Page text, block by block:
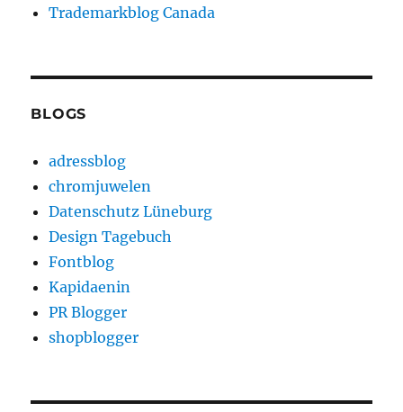
Trademarkblog Canada
BLOGS
adressblog
chromjuwelen
Datenschutz Lüneburg
Design Tagebuch
Fontblog
Kapidaenin
PR Blogger
shopblogger